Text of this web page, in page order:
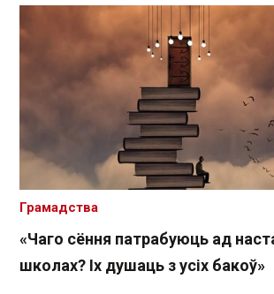
«Чаго сёння патрабуюць ад
школах? Іх душаць з усіх бакоў»
Грамадства